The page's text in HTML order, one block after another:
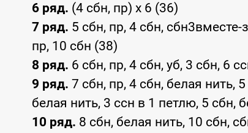
6 ряд. (4 сбн, пр) x 6 (36)
7 ряд. 5 сбн, пр, 4 сбн,
пр, 10 сбн (38)
8 ряд. 6 сбн, пр, 4 сбн, уб, 3 сбн, 6
9 ряд. 7 сбн, пр, 4 сбн, белая нить,
белая нить, 3 ссн в 1 петлю, 5 сбн,
10 ряд. 8 сбн, белая нить, 10 сбн,